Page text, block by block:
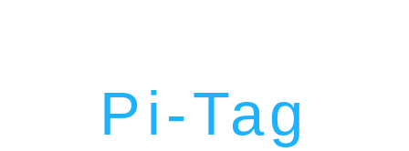
Pi-Tag